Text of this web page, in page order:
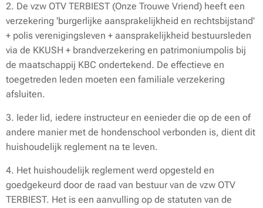
2. De vzw OTV TERBIEST (Onze Trouwe Vriend) heeft een
verzekering 'burgerlijke aansprakelijkheid en rechtsbijstand'
+ polis verenigingsleven + aansprakelijkheid bestuursleden
via de KKUSH + brandverzekering en patrimoniumpolis bij
de maatschappij KBC ondertekend. De effectieve en
toegetreden leden moeten een familiale verzekering
afsluiten.
3. Ieder lid, iedere instructeur en eenieder die op de een of
andere manier met de hondenschool verbonden is, dient dit
huishoudelijk reglement na te leven.
4. Het huishoudelijk reglement werd opgesteld en
goedgekeurd door de raad van bestuur van de vzw OTV
TERBIEST. Het is een aanvulling op de statuten van de